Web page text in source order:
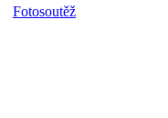
Fotosoutěž